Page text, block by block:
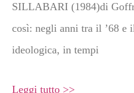
SILLABARI (1984)di
così: negli anni tra il ’68 e
ideologica, in tempi
Leggi tutto >>